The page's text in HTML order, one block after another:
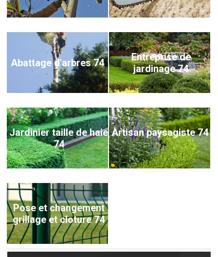
Abattage d'arbres 74
Entreprise de
jardinage 74
Jardinier taille de haie
74
Artisan paysagiste 74
Pose et changement
grillage et cloture 74